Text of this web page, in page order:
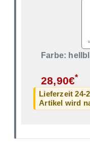
Farbe:
28,90€*
Lieferzeit 24-
Artikel wird